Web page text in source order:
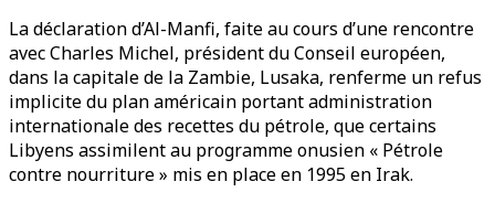
La déclaration d’Al-Manfi, faite au cours d’une rencontre
avec Charles Michel, président du Conseil européen,
dans la capitale de la Zambie, Lusaka, renferme un refus
implicite du plan américain portant administration
internationale des recettes du pétrole, que certains
Libyens assimilent au programme onusien « Pétrole
contre nourriture » mis en place en 1995 en Irak.